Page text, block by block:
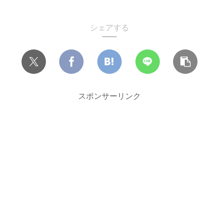
シェアする
スポンサーリンク